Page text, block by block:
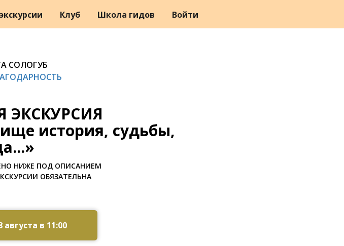
Клуб Школа гидов Войти
СОЛОГУБ
ЭКСКУРСИЯ
история, судьбы,
НИЖЕ ПОД ОПИСАНИЕМ
ОБЯЗАТЕЛЬНА
августа в 11:00